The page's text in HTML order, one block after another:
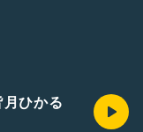
月ひかる